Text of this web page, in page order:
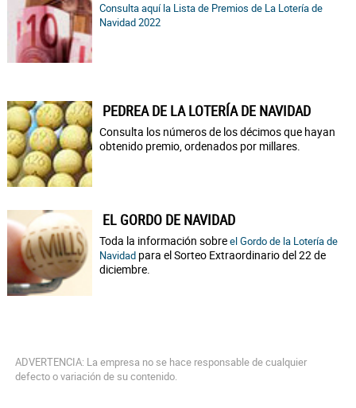
Consulta aquí la Lista de Premios de La Lotería de
Navidad 2022
PEDREA DE LA LOTERÍA DE NAVIDAD
Consulta los números de los décimos que hayan
obtenido premio, ordenados por millares.
EL GORDO DE NAVIDAD
Toda la información sobreel Gordo de la Lotería de
Navidad para el Sorteo Extraordinario del 22 de
diciembre.
ADVERTENCIA: La empresa no se hace responsable de cualquier
defecto o variación de su contenido.